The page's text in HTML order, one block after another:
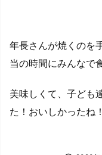
年長さんが焼くのを
当の時間にみんなで
美味しくて、子ども
た！おいしかったね！